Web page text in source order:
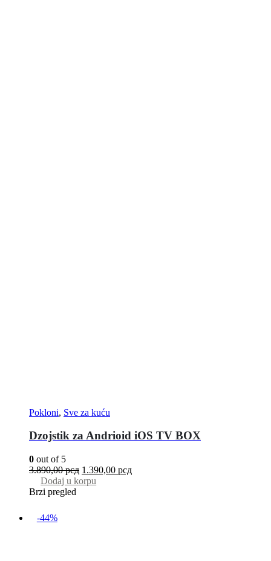
Pokloni, Sve za kuću
Dzojstik za Andrioid iOS TV BOX
0 out of 5
3.890,00рсд 1.390,00 рсд
Dodaj u korpu
Brzi pregled
-44%